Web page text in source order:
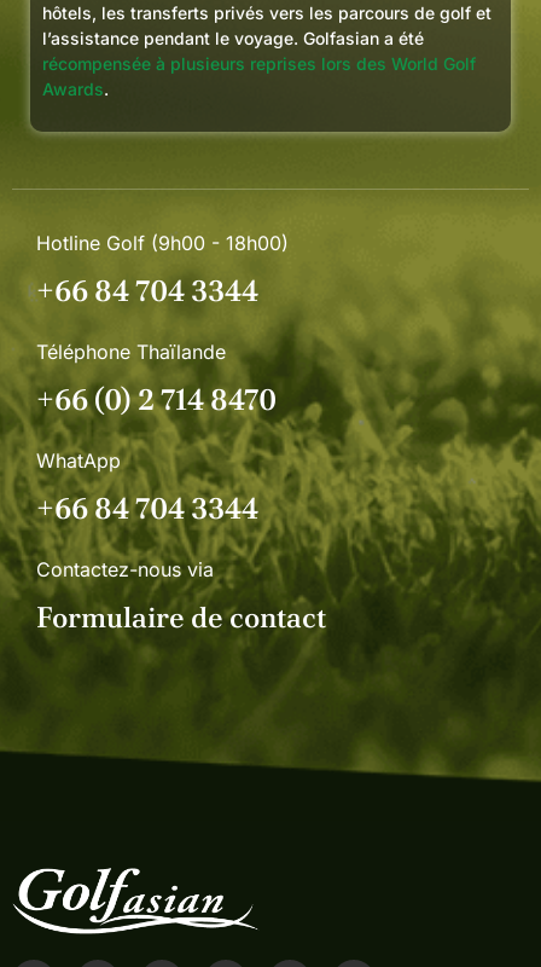
hôtels, les transferts privés vers les parcours de golf et
l’assistance pendant le voyage. Golfasian a été
récompensée à plusieurs reprises lors des World Golf
Awards.
Hotline Golf (9h00 - 18h00)
+66 84 704 3344
Téléphone Thaïlande
+66 (0) 2 714 8470
WhatApp
+66 84 704 3344
Contactez-nous via
Formulaire de contact